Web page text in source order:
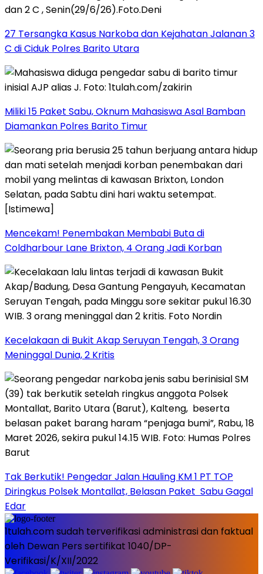
27 Tersangka Kasus Narkoba dan Kejahatan Jalanan 3
C di Ciduk Polres Barito Utara
Miliki 15 Paket Sabu, Oknum Mahasiswa Asal Bamban
Diamankan Polres Barito Timur
Mencekam! Penembakan Membabi Buta di
Coldharbour Lane Brixton, 4 Orang Jadi Korban
Kecelakaan di Bukit Akap Seruyan Tengah, 3 Orang
Meninggal Dunia, 2 Kritis
Tak Berkutik! Pengedar Jalan Hauling KM 1 PT TOP
Diringkus Polsek Montallat, Belasan Paket Sabu Gagal
Edar
1tulah.com sudah terverifikasi administrasi dan faktual
oleh Dewan Pers sertifikat 1040/DP-
Verifikasi/K/XII/2022